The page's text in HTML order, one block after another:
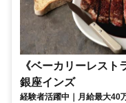
《ベーカリーレスト
銀座インズ
経験者活躍中｜月給最大40